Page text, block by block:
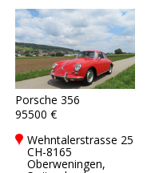
Porsche 356
95500 €
Wehntalerstrasse 25
CH-8165
Oberweningen,